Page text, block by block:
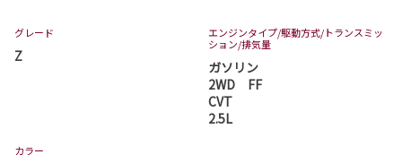
グレード
Z
エンジンタイプ/駆動方式/トランスミッ
ション/排気量
ガソリン
2WD FF
CVT
2.5L
カラー